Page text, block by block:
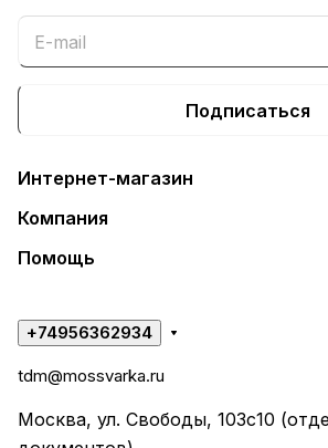
Подписаться
Интернет-магазин
Компания
Помощь
+74956362934
tdm@mossvarka.ru
Москва, ул. Свободы, 103с10